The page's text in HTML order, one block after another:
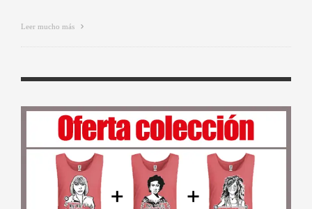
Leer mucho más